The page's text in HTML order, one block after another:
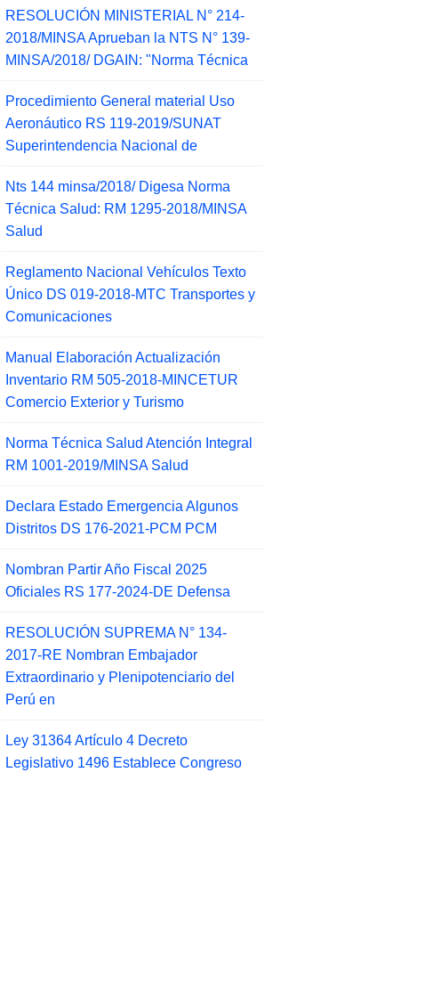
RESOLUCIÓN MINISTERIAL N° 214-
2018/MINSA Aprueban la NTS N° 139-
MINSA/2018/ DGAIN: "Norma Técnica
Procedimiento General material Uso
Aeronáutico RS 119-2019/SUNAT
Superintendencia Nacional de
Nts 144 minsa/2018/ Digesa Norma
Técnica Salud: RM 1295-2018/MINSA
Salud
Reglamento Nacional Vehículos Texto
Único DS 019-2018-MTC Transportes y
Comunicaciones
Manual Elaboración Actualización
Inventario RM 505-2018-MINCETUR
Comercio Exterior y Turismo
Norma Técnica Salud Atención Integral
RM 1001-2019/MINSA Salud
Declara Estado Emergencia Algunos
Distritos DS 176-2021-PCM PCM
Nombran Partir Año Fiscal 2025
Oficiales RS 177-2024-DE Defensa
RESOLUCIÓN SUPREMA N° 134-
2017-RE Nombran Embajador
Extraordinario y Plenipotenciario del
Perú en
Ley 31364 Artículo 4 Decreto
Legislativo 1496 Establece Congreso